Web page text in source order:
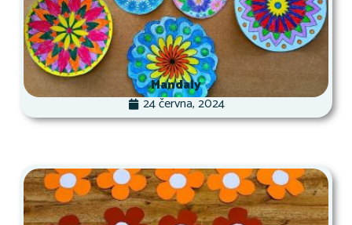
Mandaly
24 června, 2024